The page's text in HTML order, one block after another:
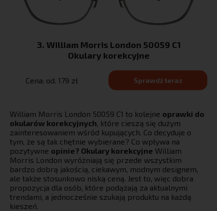
3. William Morris London 50059 C1
Okulary korekcyjne
Cena: od. 179 zł Sprawdź teraz
William Morris London 50059 C1 to kolejne oprawki do
okularów korekcyjnych, które cieszą się dużym
zainteresowaniem wśród kupujących. Co decyduje o
tym, że są tak chętnie wybierane? Co wpływa na
pozytywne opinie? Okulary korekcyjne William
Morris London wyróżniają się przede wszystkim
bardzo dobrą jakością, ciekawym, modnym designem,
ale także stosunkowo niską ceną. Jest to, więc dobra
propozycja dla osób, które podążają za aktualnymi
trendami, a jednocześnie szukają produktu na każdą
kieszeń.